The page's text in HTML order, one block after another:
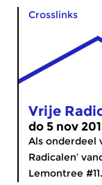
Crosslinks
Vrije
do 5 nov
Als onderdeel
Radicalen’
Lemontree